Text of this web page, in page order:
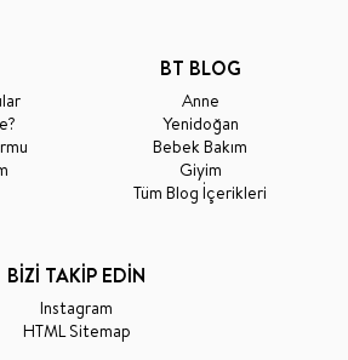
BT BLOG
Anne
Yenidoğan
Bebek Bakım
Giyim
Tüm Blog İçerikleri
BİZİ TAKİP EDİN
Instagram
HTML Sitemap